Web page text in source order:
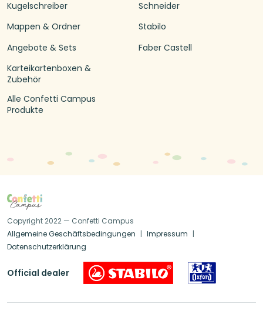
Kugelschreiber
Mappen & Ordner
Angebote & Sets
Karteikartenboxen &
Zubehör
Alle Confetti Campus
Produkte
Schneider
Stabilo
Faber Castell
Copyright 2022 — Confetti Campus
Allgemeine Geschäftsbedingungen
Impressum
Datenschutzerklärung
Official dealer